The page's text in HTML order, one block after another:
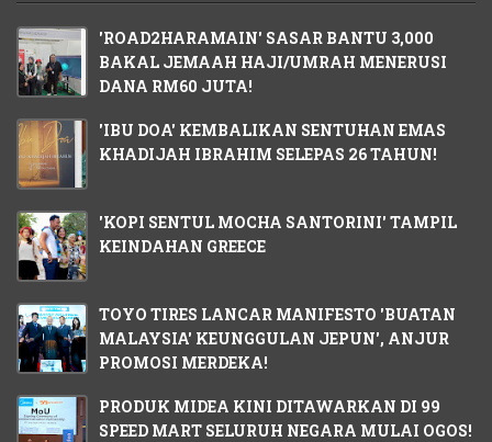
'ROAD2HARAMAIN' SASAR BANTU 3,000
BAKAL JEMAAH HAJI/UMRAH MENERUSI
DANA RM60 JUTA!
'IBU DOA' KEMBALIKAN SENTUHAN EMAS
KHADIJAH IBRAHIM SELEPAS 26 TAHUN!
'KOPI SENTUL MOCHA SANTORINI' TAMPIL
KEINDAHAN GREECE
TOYO TIRES LANCAR MANIFESTO 'BUATAN
MALAYSIA' KEUNGGULAN JEPUN', ANJUR
PROMOSI MERDEKA!
PRODUK MIDEA KINI DITAWARKAN DI 99
SPEED MART SELURUH NEGARA MULAI OGOS!